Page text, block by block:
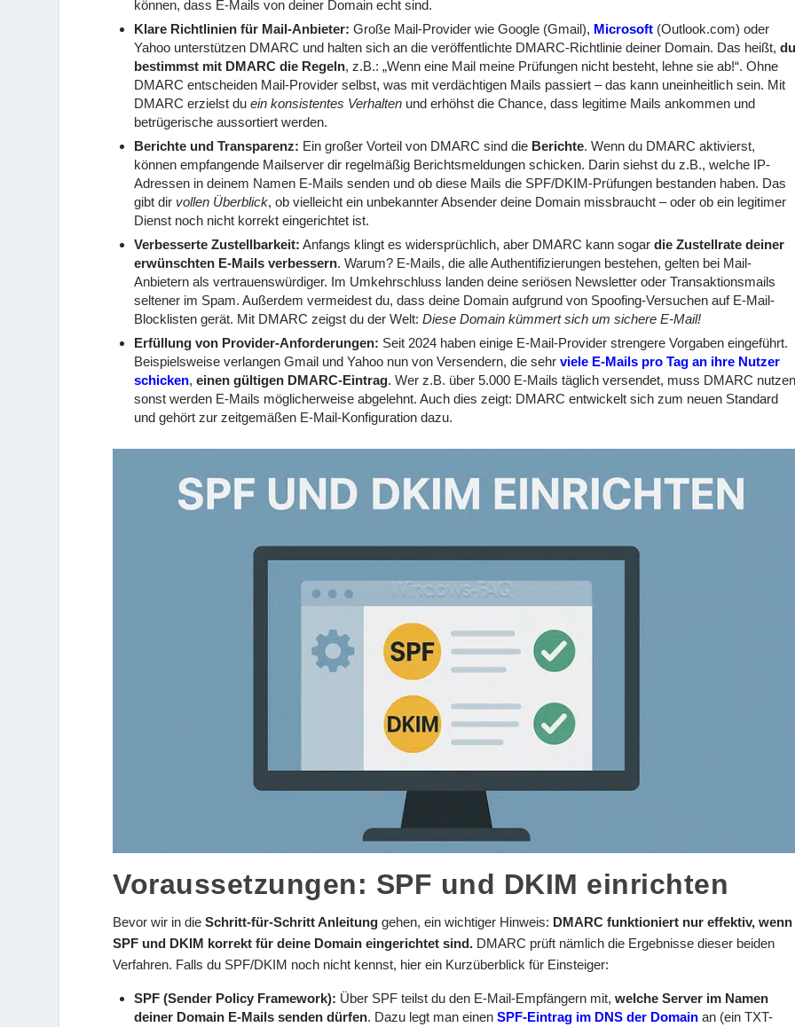
können, dass E-Mails von deiner Domain echt sind.
Klare Richtlinien für Mail-Anbieter: Große Mail-Provider wie Google (Gmail), Microsoft (Outlook.com) oder
Yahoo unterstützen DMARC und halten sich an die veröffentlichte DMARC-Richtlinie deiner Domain. Das heißt,
bestimmst mit DMARC die Regeln, z.B.: „Wenn eine Mail meine Prüfungen nicht besteht, lehne sie ab!“. Ohne
DMARC entscheiden Mail-Provider selbst, was mit verdächtigen Mails passiert – das kann uneinheitlich sein. Mit
DMARC erzielst duein konsistentes Verhalten und erhöhst die Chance, dass legitime Mails ankommen und
betrügerische aussortiert werden.
Berichte und Transparenz: Ein großer Vorteil von DMARC sind die Berichte. Wenn du DMARC aktivierst,
können empfangende Mailserver dir regelmäßig Berichtsmeldungen schicken. Darin siehst du z.B., welche IP-
Adressen in deinem Namen E-Mails senden und ob diese Mails die SPF/DKIM-Prüfungen bestanden haben. Das
gibt dir vollen Überblick, ob vielleicht ein unbekannter Absender deine Domain missbraucht – oder ob ein legitimer
Dienst noch nicht korrekt eingerichtet ist.
Verbesserte Zustellbarkeit: Anfangs klingt es widersprüchlich, aber DMARC kann sogardie Zustellrate deiner
erwünschten E-Mails verbessern. Warum? E-Mails, die alle Authentifizierungen bestehen, gelten bei Mail-
Anbietern als vertrauenswürdiger. Im Umkehrschluss landen deine seriösen Newsletter oder Transaktionsmails
seltener im Spam. Außerdem vermeidest du, dass deine Domain aufgrund von Spoofing-Versuchen auf E-Mail-
Blocklisten gerät. Mit DMARC zeigst du der Welt:Diese Domain kümmert sich um sichere E-Mail!
Erfüllung von Provider-Anforderungen: Seit 2024 haben einige E-Mail-Provider strengere Vorgaben eingeführt.
Beispielsweise verlangen Gmail und Yahoo nun von Versendern, die sehrviele E-Mails pro Tag an ihre Nutzer
schicken,einen gültigen DMARC-Eintrag. Wer z.B. über 5.000 E-Mails täglich versendet, muss DMARC
sonst werden E-Mails möglicherweise abgelehnt. Auch dies zeigt: DMARC entwickelt sich zum neuen Standard
und gehört zur zeitgemäßen E-Mail-Konfiguration dazu.
Voraussetzungen: SPF und DKIM einrichten
Bevor wir in dieSchritt-für-Schritt Anleitung gehen, ein wichtiger Hinweis: DMARC funktioniert nur effektiv, wenn
SPF und DKIM korrekt für deine Domain eingerichtet sind. DMARC prüft nämlich die Ergebnisse dieser beiden
Verfahren. Falls du SPF/DKIM noch nicht kennst, hier ein Kurzüberblick für Einsteiger:
SPF (Sender Policy Framework): Über SPF teilst du den E-Mail-Empfängern mit,welche Server im Namen
deiner Domain E-Mails senden dürfen. Dazu legt man einenSPF-Eintrag im DNS der Domain an (ein TXT-